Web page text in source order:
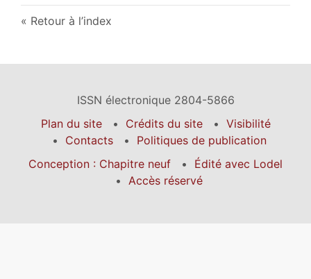
Retour à l’index
ISSN électronique 2804-5866
Plan du site
Crédits du site
Visibilité
Contacts
Politiques de publication
Conception : Chapitre neuf
Édité avec Lodel
Accès réservé